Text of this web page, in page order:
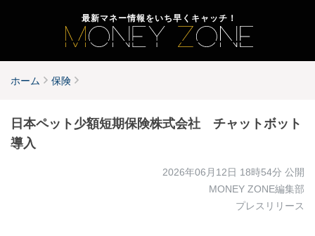
最新マネー情報をいち早くキャッチ！
ホーム 保険
日本ペット少額短期保険株式会社 チャットボット
導入
2026年06月12日 18時54分 公開
MONEY ZONE編集部
プレスリリース